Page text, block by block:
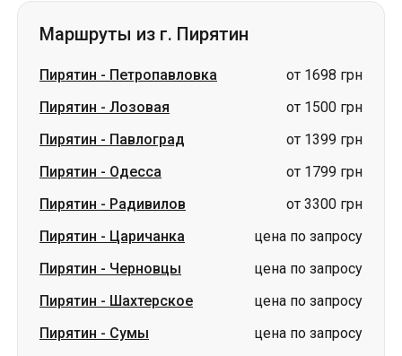
Маршруты из г. Пирятин
Пирятин - Петропавловка
от 1698 грн
Пирятин - Лозовая
от 1500 грн
Пирятин - Павлоград
от 1399 грн
Пирятин - Одесса
от 1799 грн
Пирятин - Радивилов
от 3300 грн
Пирятин - Царичанка
цена по запросу
Пирятин - Черновцы
цена по запросу
Пирятин - Шахтерское
цена по запросу
Пирятин - Сумы
цена по запросу